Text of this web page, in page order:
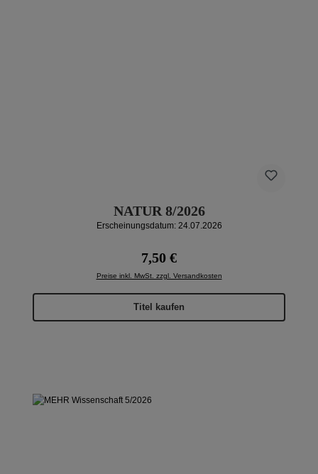
NATUR 8/2026
Erscheinungsdatum: 24.07.2026
Regulärer Preis:
7,50 €
Preise inkl. MwSt. zzgl. Versandkosten
Titel kaufen